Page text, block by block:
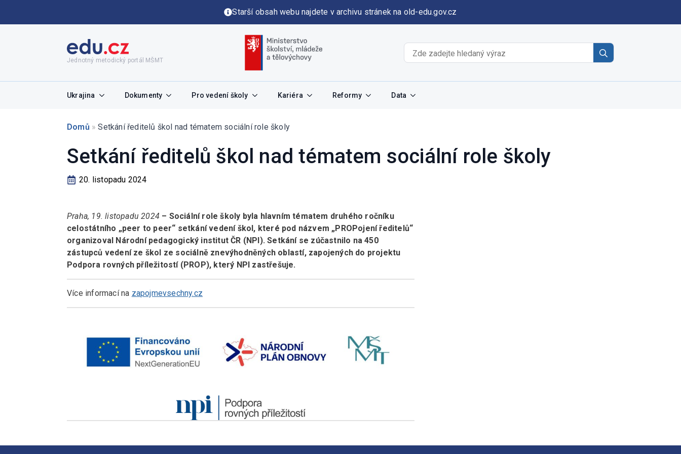
Starší obsah webu najdete v archivu stránek na old-edu.gov.cz
Jednotný metodický portál MŠMT
Search
for:
Ukrajina Dokumenty Pro vedení školy Kariéra Reformy Data
Domů » Setkání ředitelů škol nad tématem sociální role školy
Setkání ředitelů škol nad tématem sociální role školy
20. listopadu 2024
Praha, 19. listopadu 2024 – Sociální role školy byla hlavním tématem druhého ročníku
celostátního „peer to peer“ setkání vedení škol, které pod názvem „PROPojení ředitelů“
organizoval Národní pedagogický institut ČR (NPI). Setkání se zúčastnilo na 450
zástupců vedení ze škol ze sociálně znevýhodněných oblastí, zapojených do projektu
Podpora rovných příležitostí (PROP), který NPI zastřešuje.
Více informací na zapojmevsechny.cz